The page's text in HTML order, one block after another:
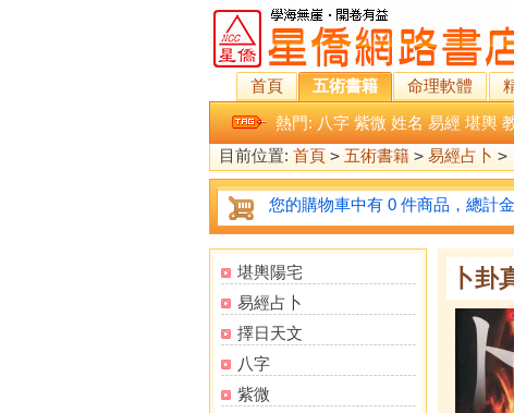
首頁 五術書籍 命理軟體
熱門: 八字 紫微 姓名 易經 堪輿
目前位置: 首頁 > 五術書籍 > 易經占卜 >
您的購物車中有 0 件商品，總計金
堪輿陽宅
易經占卜
擇日天文
八字
紫微
卜卦